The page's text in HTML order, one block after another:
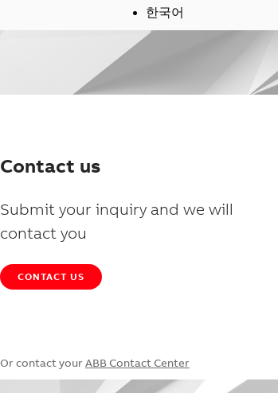
한국어
Contact us
Submit your inquiry and we will
contact you
CONTACT US
Or contact your ABB Contact Center